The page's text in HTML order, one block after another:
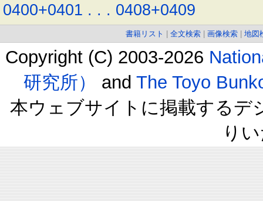
0400+0401 . . . 0408+0409
書籍リスト 全文検索 画像検索 地図
Copyright (C) 2003-2026
研究所）
and The Toyo
本ウェブサイトに掲載するデ
り